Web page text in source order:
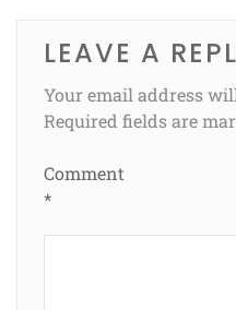
LEAVE A
Your email address
Required fields are
Comment
*